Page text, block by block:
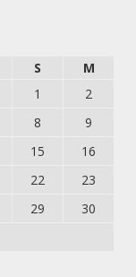
S
M
1
2
8
9
15
16
22
23
29
30